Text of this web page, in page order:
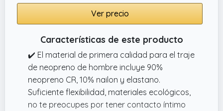
ergonómicas preformadas (Knee Pads)
ofrecen resistencia adicional al desgaste al
lecho marino.
Ver precio
Características de este producto
✔️ El material de primera calidad para el traje
de neopreno de hombre incluye 90%
neopreno CR, 10% nailon y elastano.
Suficiente flexibilidad, materiales ecológicos,
no te preocupes por tener contacto íntimo